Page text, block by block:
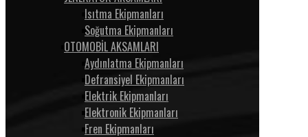
Isıtma Ekipmanları
Soğutma Ekipmanları
OTOMOBİL AKSAMLARI
Aydınlatma Ekipmanları
Defransiyel Ekipmanları
Elektrik Ekipmanları
Elektronik Ekipmanları
Fren Ekipmanları